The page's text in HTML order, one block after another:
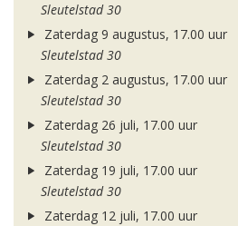
Sleutelstad 30
Zaterdag 9 augustus, 17.00 uur
Sleutelstad 30
Zaterdag 2 augustus, 17.00 uur
Sleutelstad 30
Zaterdag 26 juli, 17.00 uur
Sleutelstad 30
Zaterdag 19 juli, 17.00 uur
Sleutelstad 30
Zaterdag 12 juli, 17.00 uur